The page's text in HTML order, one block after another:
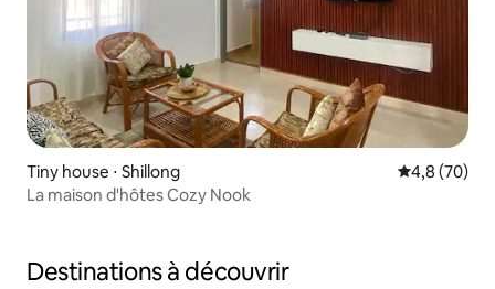
Tiny house ⋅ Shillong Évaluation
4,8 (70)
La maison d'hôtes Cozy Nook
Destinations à découvrir